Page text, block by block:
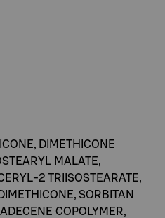
DIMETHICONE
MALATE,
2 TRIISOSTEARATE,
SORBITAN
COPOLYMER,